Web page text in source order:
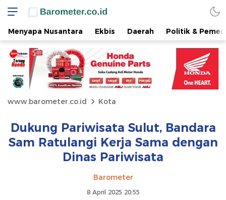
Menyapa Nusantara Ekbis Daerah Politik &
www.barometer.co.id Kota
Dukung Pariwisata Sulut, Bandara
Sam Ratulangi Kerja Sama dengan
Dinas Pariwisata
Barometer
8 April 2025 20:55